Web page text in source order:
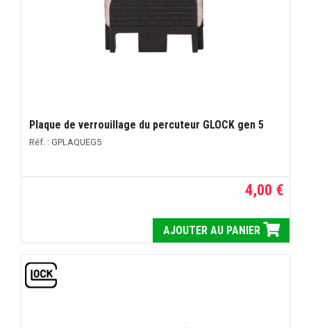
Plaque de verrouillage du percuteur GLOCK gen 5
Réf. : GPLAQUEG5
4,00 €
AJOUTER AU PANIER